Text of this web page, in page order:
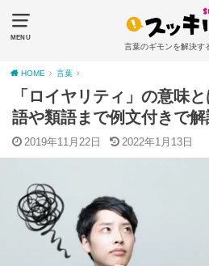
MENU
言葉のギモンを解決す
HOME 言葉
「ロイヤリティ」の意味
語や類語まで例文付きで解
2019年11月22日 2022年1月13日